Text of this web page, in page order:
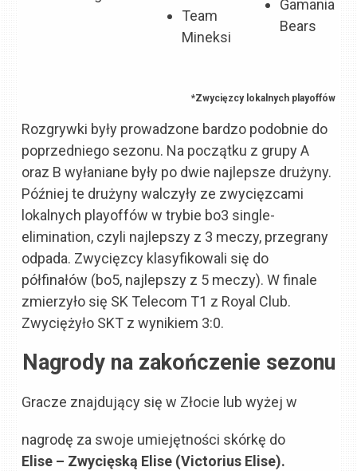
Team
Mineksi
Gamania
Bears
*Zwycięzcy lokalnych playoffów
Rozgrywki były prowadzone bardzo podobnie do
poprzedniego sezonu. Na początku z grupy A
oraz B wyłaniane były po dwie najlepsze drużyny.
Później te drużyny walczyły ze zwycięzcami
lokalnych playoffów w trybie bo3 single-
elimination, czyli najlepszy z 3 meczy, przegrany
odpada. Zwycięzcy klasyfikowali się do
półfinałów (bo5, najlepszy z 5 meczy). W finale
zmierzyło się SK Telecom T1 z Royal Club.
Zwyciężyło SKT z wynikiem 3:0.
Nagrody na zakończenie sezonu
Gracze znajdujący się w Złocie lub wyżej w
nagrodę za swoje umiejętności skórkę do
Elise – Zwycięską Elise (Victorius Elise).